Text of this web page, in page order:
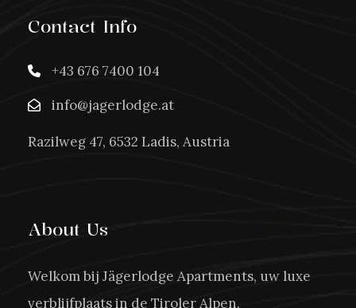
Contact Info
+43 676 7400 104
info@jagerlodge.at
Razilweg 47, 6532 Ladis, Austria
About Us
Welkom bij Jägerlodge Apartments, uw luxe
verblijfplaats in de Tiroler Alpen.